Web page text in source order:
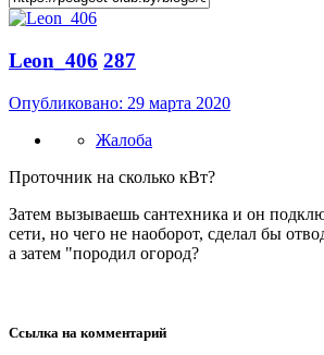
Leon_406 287
Опубликовано: 29 марта 2020
Жалоба
Проточник на сколько кВт?
Затем вызываешь сантехника и он
сети, но чего не наоборот, сделал бы
а затем "породил огород?
Ссылка на комментарий